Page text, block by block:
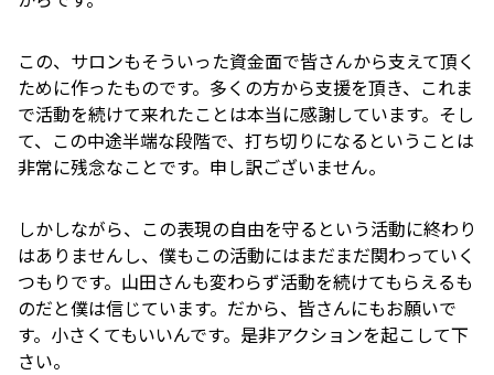
この、サロンもそういった資金面で皆さんから支えて頂く
ために作ったものです。多くの方から支援を頂き、これま
で活動を続けて来れたことは本当に感謝しています。そし
て、この中途半端な段階で、打ち切りになるということは
非常に残念なことです。申し訳ございません。
しかしながら、この表現の自由を守るという活動に終わり
はありませんし、僕もこの活動にはまだまだ関わっていく
つもりです。山田さんも変わらず活動を続けてもらえるも
のだと僕は信じています。だから、皆さんにもお願いで
す。小さくてもいいんです。是非アクションを起こして下
さい。